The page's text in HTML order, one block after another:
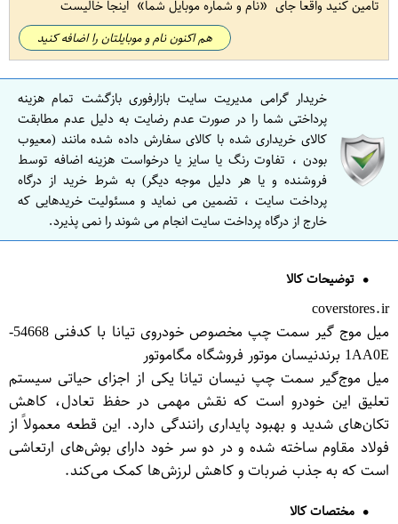
تامین کنید واقعا جای
نام و شماره موبایل شما اینجا خالیست
هم اکنون نام و موبایلتان را اضافه کنید
خریدار گرامی مدیریت سایت بازارفوری بازگشت تمام هزینه
پرداختی شما را در صورت عدم رضایت به دلیل عدم مطابقت
کالای خریداری شده با کالای سفارش داده شده مانند (معیوب
بودن ، تفاوت رنگ یا سایز یا درخواست هزینه اضافه توسط
فروشنده و یا هر دلیل موجه دیگر) به شرط خرید از درگاه
پرداخت سایت ، تضمین می نماید و مسئولیت خریدهایی که
خارج از درگاه پرداخت سایت انجام می شوند را نمی پذیرد.
توضیحات کالا
coverstores.ir
میل موج گیر سمت چپ مخصوص خودروی تیانا با کدفنی 54668-
1AA0E برندنیسان موتور فروشگاه مگاموتور
میل موج‌گیر سمت چپ نیسان تیانا یکی از اجزای حیاتی سیستم
تعلیق این خودرو است که نقش مهمی در حفظ تعادل، کاهش
تکان‌های شدید و بهبود پایداری رانندگی دارد. این قطعه معمولاً از
فولاد مقاوم ساخته شده و در دو سر خود دارای بوش‌های ارتعاشی
است که به جذب ضربات و کاهش لرزش‌ها کمک می‌کند.
مختصات کالا